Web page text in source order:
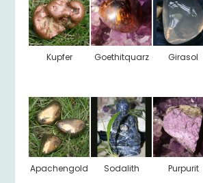
Kupfer Goethitquarz Girasol
Apachengold Sodalith Purpurit